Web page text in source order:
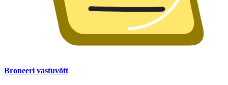
Broneeri vastuvõtt